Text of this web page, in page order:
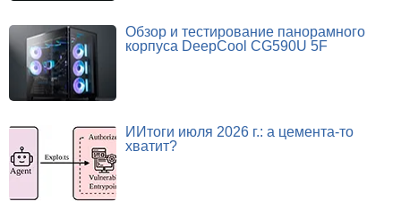
Обзор и тестирование панорамного
корпуса DeepCool CG590U 5F
ИИтоги июля 2026 г.: а цемента-то
хватит?